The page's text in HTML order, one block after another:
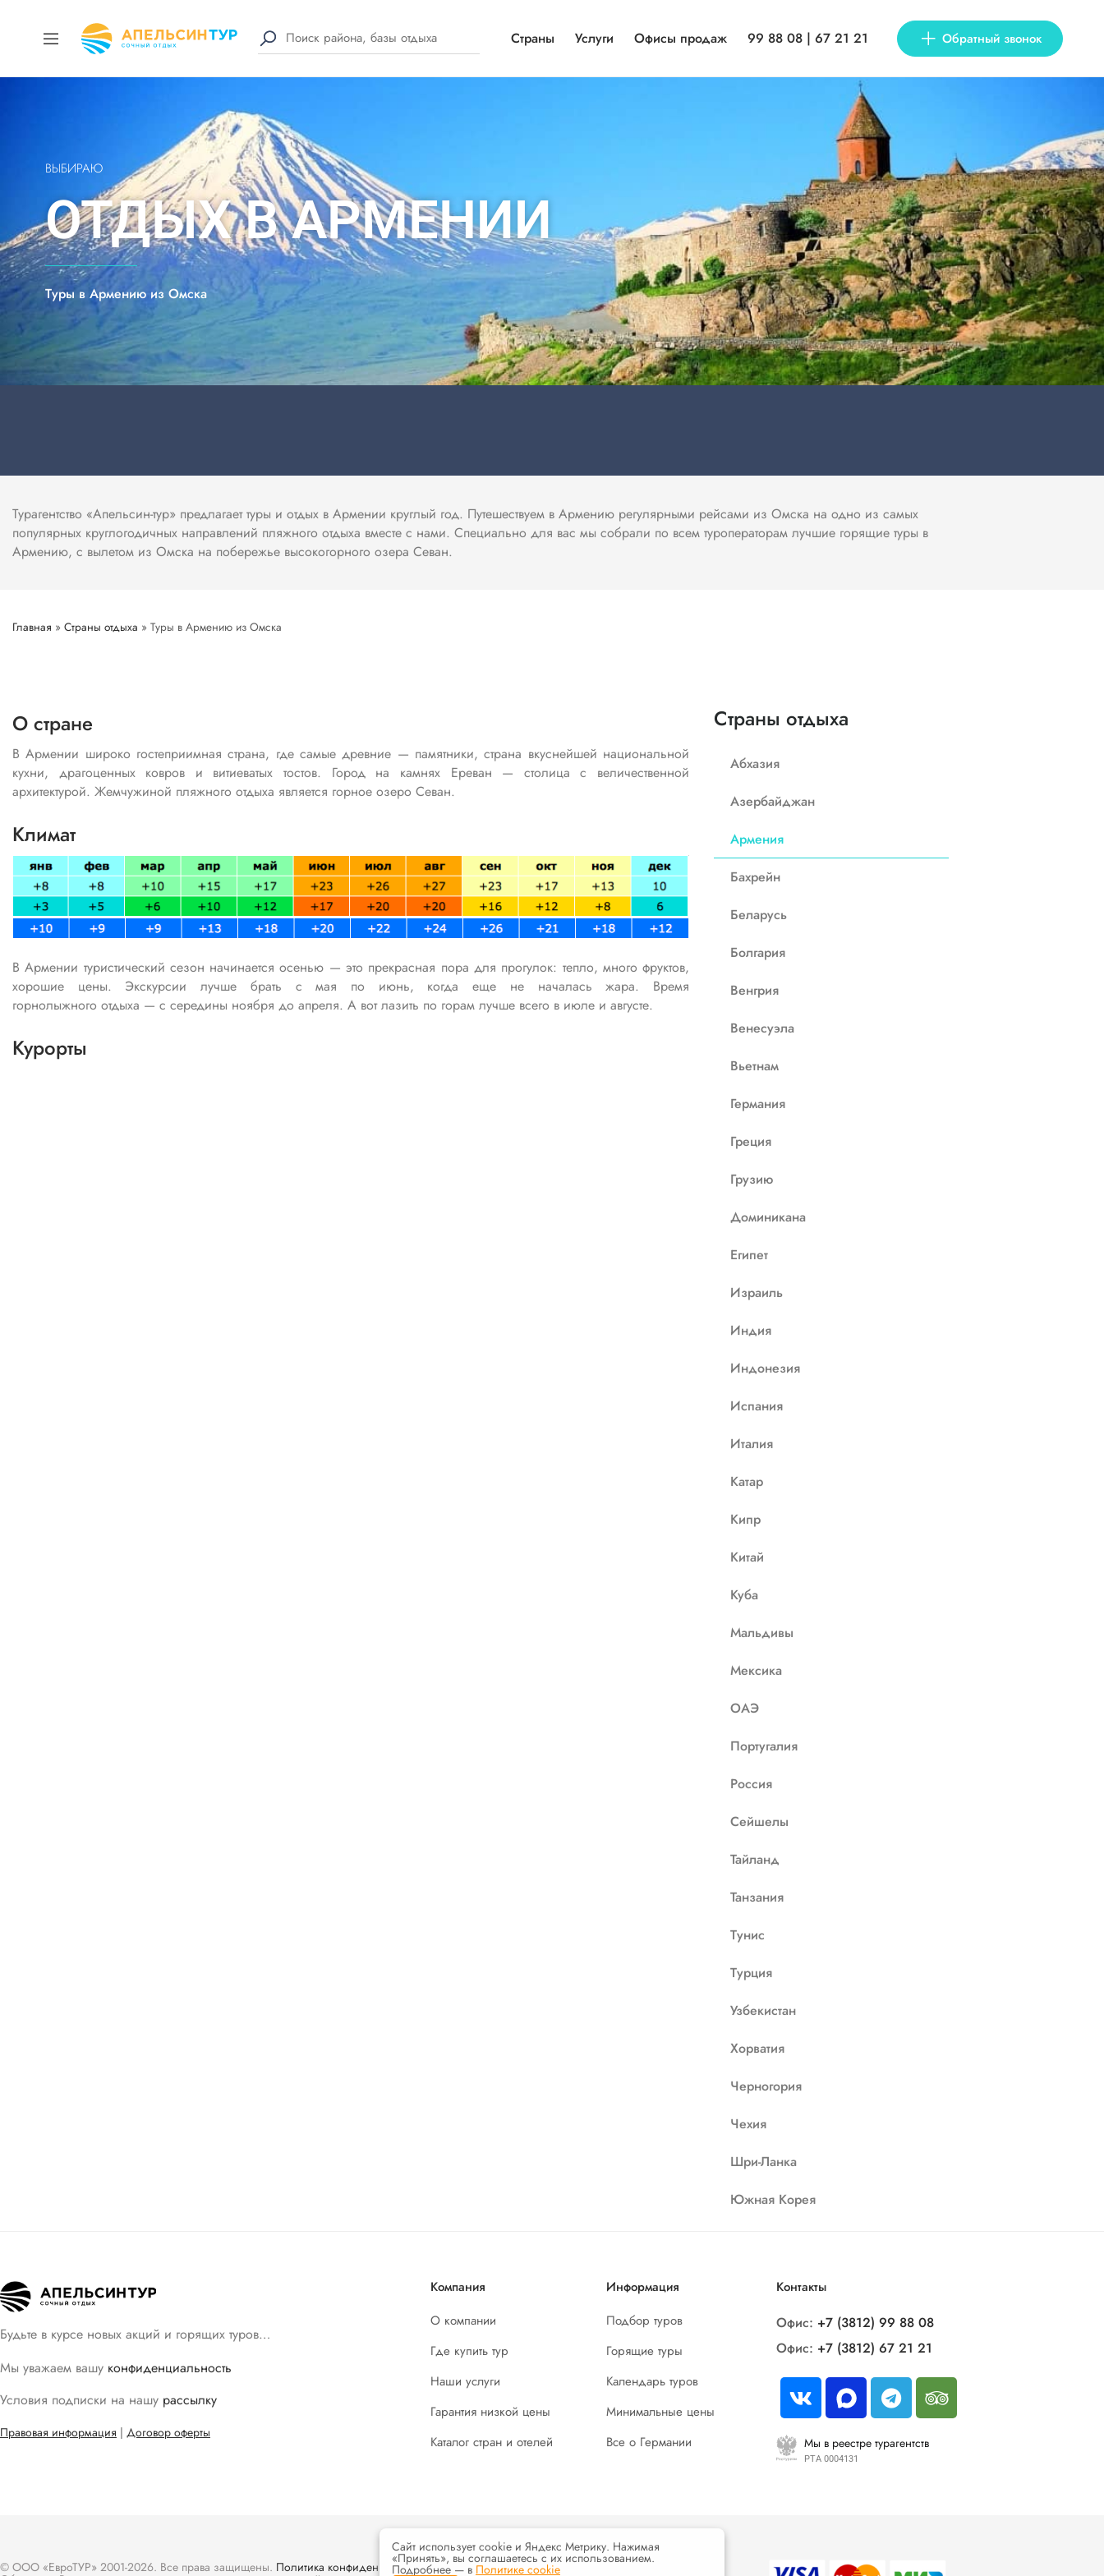
Страны Услуги Офисы продаж 99 88 08 | 67 21 21 Обратный звонок
ВЫБИРАЮ
ОТДЫХ В АРМЕНИИ
Туры в Армению из Омска
Турагентство «Апельсин-тур» предлагает туры и отдых в Армении круглый год. Путешествуем в Армению регулярными рейсами из Омска на одно из самых
популярных круглогодичных направлений пляжного отдыха вместе с нами. Специально для вас мы собрали по всем туроператорам лучшие горящие туры в
Армению, с вылетом из Омска на побережье высокогорного озера Севан.
Главная » Страны отдыха » Туры в Армению из Омска
О стране
В Армении широко гостеприимная страна, где самые древние — памятники, страна вкуснейшей национальной
кухни, драгоценных ковров и витиеватых тостов. Город на камнях Ереван — столица с величественной
архитектурой. Жемчужиной пляжного отдыха является горное озеро Севан.
Климат
В Армении туристический сезон начинается осенью — это прекрасная пора для прогулок: тепло, много фруктов,
хорошие цены. Экскурсии лучше брать с мая по июнь, когда еще не началась жара. Время
горнолыжного отдыха — с середины ноября до апреля. А вот лазить по горам лучше всего в июле и августе.
Курорты
Страны отдыха
Абхазия
Азербайджан
Армения
Бахрейн
Беларусь
Болгария
Венгрия
Венесуэла
Вьетнам
Германия
Греция
Грузию
Доминикана
Египет
Израиль
Индия
Индонезия
Испания
Италия
Катар
Кипр
Китай
Куба
Мальдивы
Мексика
ОАЭ
Португалия
Россия
Сейшелы
Тайланд
Танзания
Тунис
Турция
Узбекистан
Хорватия
Черногория
Чехия
Шри-Ланка
Южная Корея
Будьте в курсе новых акций и горящих туров…
Мы уважаем вашу конфиденциальность
Условия подписки на нашу рассылку
Правовая информация | Договор оферты
Компания
О компании
Где купить тур
Наши услуги
Гарантия низкой цены
Каталог стран и отелей
Информация
Подбор туров
Горящие туры
Календарь туров
Минимальные цены
Все о Германии
Контакты
Офис: +7 (3812) 99 88 08
Офис: +7 (3812) 67 21 21
Мы в реестре турагентств
РТА 0004131
© ООО «ЕвроТУР» 2001-2026. Все права защищены. Политика конфиденциальностииусловияиспользования интернет ресурса
Сайт использует cookie и Яндекс Метрику. Нажимая
«Принять», вы соглашаетесь с их использованием.
Подробнее — в Политике cookie